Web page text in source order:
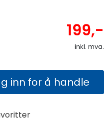
199,-
inkl. mva.
inn for å handle